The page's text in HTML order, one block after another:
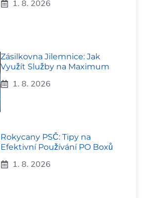
1. 8. 2026
Zásilkovna Jilemnice: Jak
Využít Služby na Maximum
1. 8. 2026
Rokycany PSČ: Tipy na
Efektivní Používání PO Boxů
1. 8. 2026